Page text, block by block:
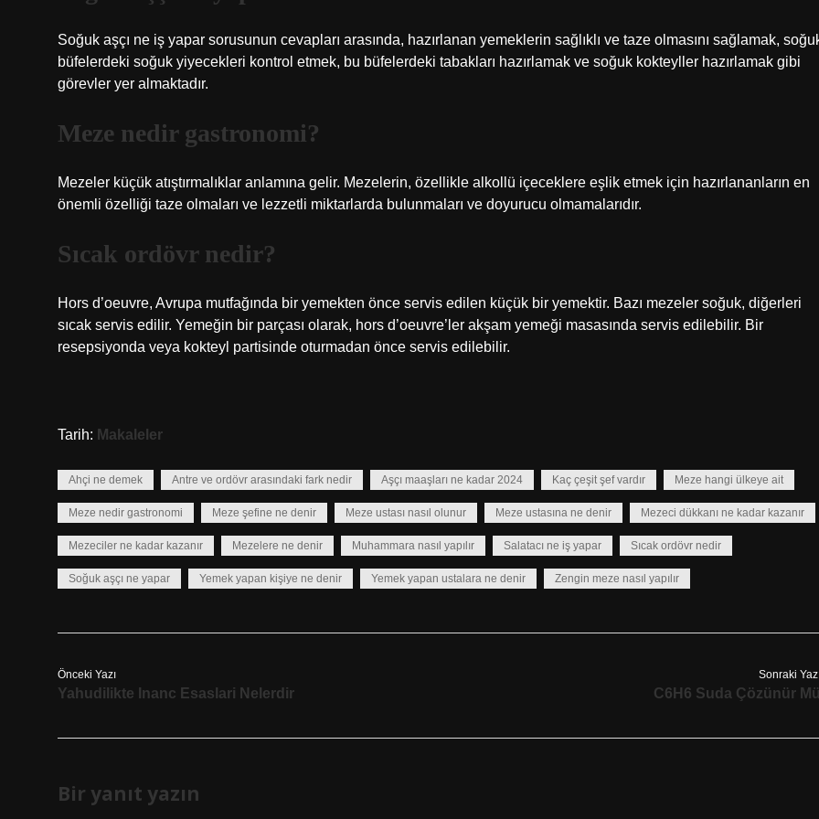
Soğuk aşçı ne iş yapar sorusunun cevapları arasında, hazırlanan yemeklerin sağlıklı ve taze olmasını sağlamak,
büfelerdeki soğuk yiyecekleri kontrol etmek, bu büfelerdeki tabakları hazırlamak ve soğuk kokteyller hazırlamak gibi
görevler yer almaktadır.
Meze nedir gastronomi?
Mezeler küçük atıştırmalıklar anlamına gelir. Mezelerin, özellikle alkollü içeceklere eşlik etmek için hazırlananların en
önemli özelliği taze olmaları ve lezzetli miktarlarda bulunmaları ve doyurucu olmamalarıdır.
Sıcak ordövr nedir?
Hors d’oeuvre, Avrupa mutfağında bir yemekten önce servis edilen küçük bir yemektir. Bazı mezeler soğuk, diğerleri
sıcak servis edilir. Yemeğin bir parçası olarak, hors d’oeuvre’ler akşam yemeği masasında servis edilebilir. Bir
resepsiyonda veya kokteyl partisinde oturmadan önce servis edilebilir.
Tarih: Makaleler
Ahçi ne demek Antre ve ordövr arasındaki fark nedir Aşçı maaşları ne kadar 2024 Kaç çeşit şef vardır Meze hangi ülkeye ait
Meze nedir gastronomi Meze şefine ne denir Meze ustası nasıl olunur Meze ustasına ne denir Mezeci dükkanı ne kadar kazanır
Mezeciler ne kadar kazanır Mezelere ne denir Muhammara nasıl yapılır Salatacı ne iş yapar Sıcak ordövr nedir
Soğuk aşçı ne yapar Yemek yapan kişiye ne denir Yemek yapan ustalara ne denir Zengin meze nasıl yapılır
Önceki Yazı
Yahudilikte Inanc Esaslari Nelerdir
Sonraki
C6H6 Suda Çözünür
Bir yanıt yazın